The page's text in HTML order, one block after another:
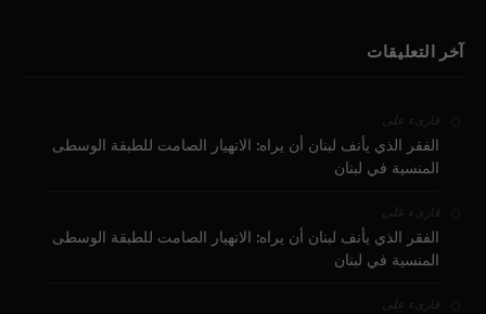
آخر التعليقات
قارىء على
الفقر الذي يأنف لبنان أن يراه: الانهيار الصامت للطبقة الوسطى
المنسية في لبنان
قارىء على
الفقر الذي يأنف لبنان أن يراه: الانهيار الصامت للطبقة الوسطى
المنسية في لبنان
قارىء على